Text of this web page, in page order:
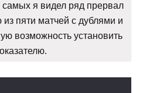
самых я видел ряд прервал
пяти матчей с дублями и
возможность установить